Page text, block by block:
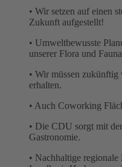
• Wir setzen auf einen
Zukunft aufgestellt!
• Umweltbewusste
unserer Flora und
• Wir müssen
erhalten.
• Auch Coworking
• Die CDU sorgt mit
Gastronomie.
• Nachhaltige